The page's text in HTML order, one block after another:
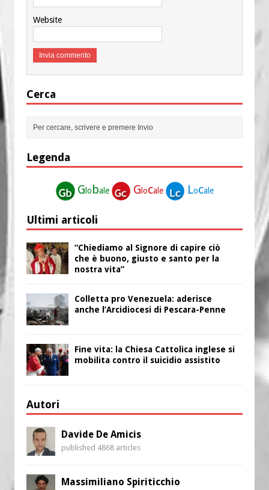
Website
Cerca
Legenda
G lobale G locale Locale
Ultimi articoli
“Chiediamo al Signore di capire ciò
che è buono, giusto e santo per la
nostra vita”
Colletta pro Venezuela: aderisce
anche l’Arcidiocesi di Pescara-Penne
Fine vita: la Chiesa Cattolica inglese si
mobilita contro il suicidio assistito
Autori
Davide De Amicis
published 4868 articles
Massimiliano Spiriticchio